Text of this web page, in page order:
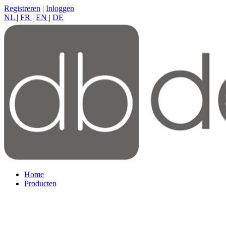
Registreren | Inloggen
NL | FR | EN | DE
Home
Producten